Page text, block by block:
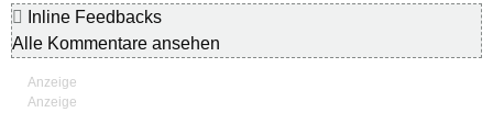
Inline Feedbacks
Alle Kommentare ansehen